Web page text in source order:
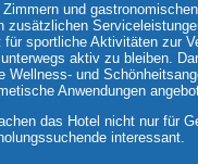
und
zusätzlichen
sportliche Aktivitäten zur
aktiv zu bleiben.
Wellness- und
Anwendungen
das Hotel nicht nur für
interessant.